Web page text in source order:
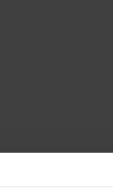
friluftsmuseum som visar
talet. Sitt na...